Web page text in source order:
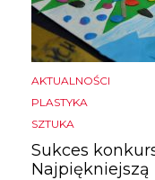
AKTUALNOŚCI
PLASTYKA
SZTUKA
Sukces
Najpiękniejszą